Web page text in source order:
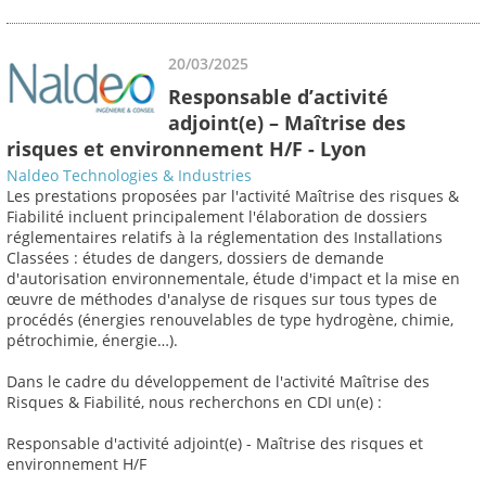
20/03/2025
Responsable d’activité
adjoint(e) – Maîtrise des
risques et environnement H/F - Lyon
Naldeo Technologies & Industries
Les prestations proposées par l'activité Maîtrise des risques &
Fiabilité incluent principalement l'élaboration de dossiers
réglementaires relatifs à la réglementation des Installations
Classées : études de dangers, dossiers de demande
d'autorisation environnementale, étude d'impact et la mise en
œuvre de méthodes d'analyse de risques sur tous types de
procédés (énergies renouvelables de type hydrogène, chimie,
pétrochimie, énergie…).
Dans le cadre du développement de l'activité Maîtrise des
Risques & Fiabilité, nous recherchons en CDI un(e) :
Responsable d'activité adjoint(e) - Maîtrise des risques et
environnement H/F